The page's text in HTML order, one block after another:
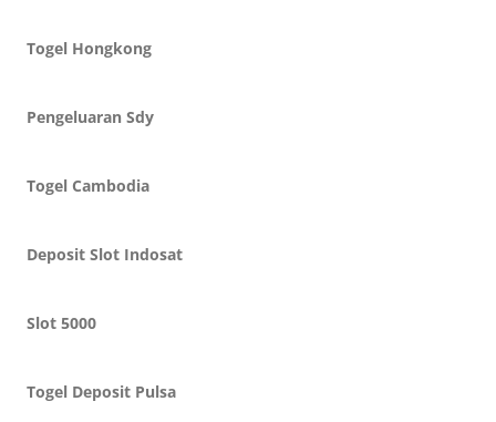
Togel Hongkong
Pengeluaran Sdy
Togel Cambodia
Deposit Slot Indosat
Slot 5000
Togel Deposit Pulsa